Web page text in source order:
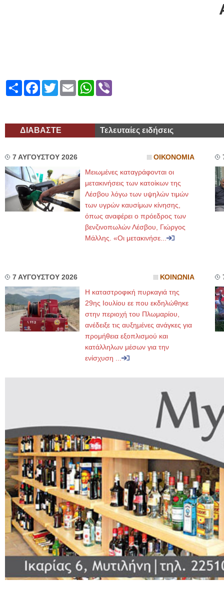
ShareFacebook
TwitterEmailWhatsApp
ΔΙΑΒΑΣΤΕ Τελευταίες ειδήσεις
7 ΑΥΓΟΥΣΤΟΥ 2026 ΟΙΚΟΝΟΜΙΑ
Μειωμένες καταγράφονται οι
μετακινήσεις των κατοίκων της
Λέσβου λόγω των υψηλών τιμών
των υγρών καυσίμων κίνησης,
όπως αναφέρει ο πρόεδρος των
βενζινοπωλών Λέσβου, Γιώργος
Μάλλης. «Οι μετακινήσε...
7 ΑΥΓΟΥΣΤΟΥ 2026 ΚΟΙΝΩΝΙΑ
Η καταστροφική πυρκαγιά της
29ης Ιουλίου εε που εκδηλώθηκε
στην περιοχή του Πλωμαρίου,
ανέδειξε τις αυξημένες ανάγκες για
προμήθεια εξοπλισμού και
κατάλληλων μέσων για την
ενίσχυση ...